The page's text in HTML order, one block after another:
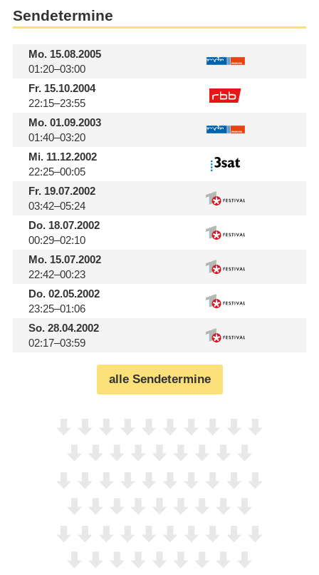
Sendetermine
Mo.15.08.2005
01:20–03:00
Fr.15.10.2004
22:15–23:55
Mo.01.09.2003
01:40–03:20
Mi.11.12.2002
22:25–00:05
Fr.19.07.2002
03:42–05:24
Do.18.07.2002
00:29–02:10
Mo.15.07.2002
22:42–00:23
Do.02.05.2002
23:25–01:06
So.28.04.2002
02:17–03:59
alle Sendetermine